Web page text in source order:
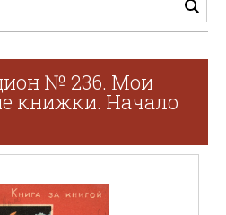
№ 236. Мои
книжки. Начало